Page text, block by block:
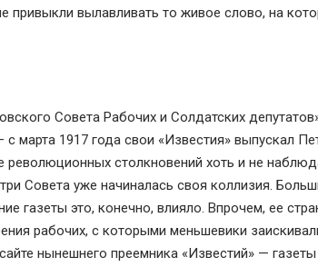
привыкли вылавливать то живое слово, на
Совета Рабочих и Солдатских
марта 1917 года свои «Известия» выпускал
столкновений хоть и не
Совета уже начиналась своя коллизия.
газеты это, конечно, влияло. Впрочем, ее
рабочих, с которыми меньшевики
нынешнего преемника «Известий» —